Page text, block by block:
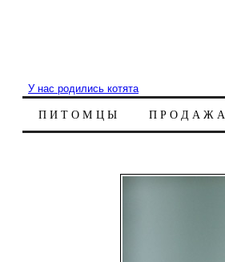
У нас родились котята
ПИТОМЦЫ